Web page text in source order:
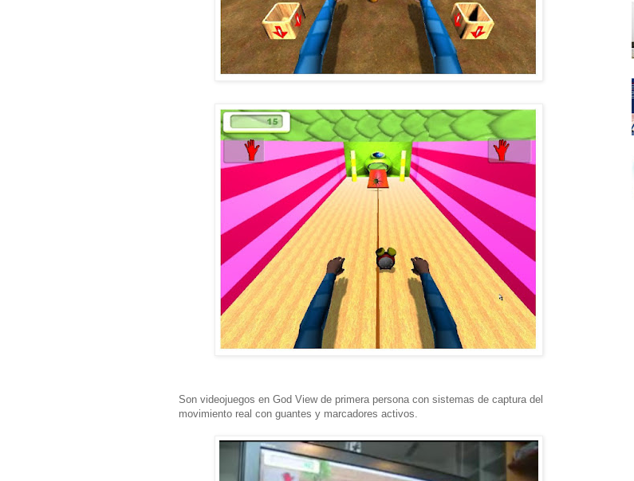
Son videojuegos en God View de primera persona con sistemas de captura del
movimiento real con guantes y marcadores activos.